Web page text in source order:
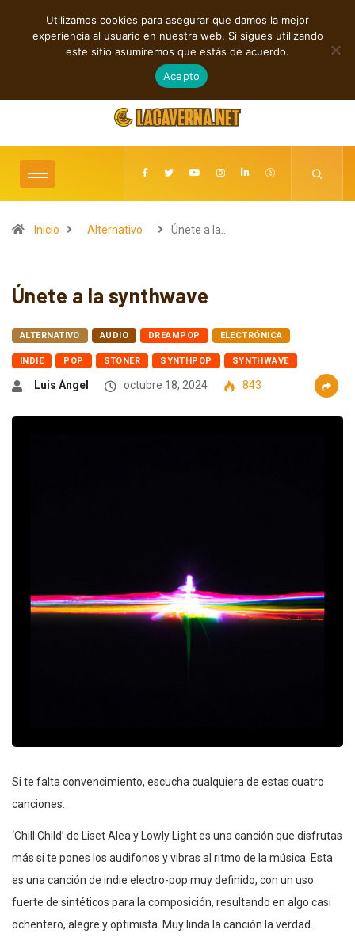
TENDENCIAS
Rock, folk e indie: cuatro estrenos independientes por descubrir
agosto 7, 2026
Inicio Alternativo Únete a la…
Únete a la synthwave
ALTERNATIVO AUDIO DREAMPOP ELECTRÓNICA
INDIE POP STONER SYNTHPOP SYNTHWAVE
Luis Ángel octubre 18, 2024 843
Si te falta convencimiento, escucha cualquiera de estas cuatro
canciones.
‘Chill Child’ de Liset Alea y Lowly Light es una canción que disfrutas
más si te pones los audifonos y vibras al ritmo de la música. Esta
es una canción de indie electro-pop muy definido, con un uso
fuerte de sintéticos para la composición, resultando en algo casi
ochentero, alegre y optimista. Muy linda la canción la verdad.
Utilizamos cookies para asegurar que damos la mejor
experiencia al usuario en nuestra web. Si sigues utilizando
este sitio asumiremos que estás de acuerdo.
Acepto